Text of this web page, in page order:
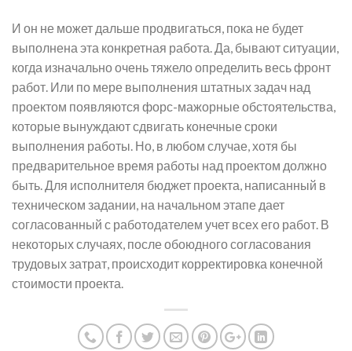
И он не может дальше продвигаться, пока не будет
выполнена эта конкретная работа. Да, бывают ситуации,
когда изначально очень тяжело определить весь фронт
работ. Или по мере выполнения штатных задач над
проектом появляются форс-мажорные обстоятельства,
которые вынуждают сдвигать конечные сроки
выполнения работы. Но, в любом случае, хотя бы
предварительное время работы над проектом должно
быть. Для исполнителя бюджет проекта, написанный в
техническом задании, на начальном этапе дает
согласованный с работодателем учет всех его работ. В
некоторых случаях, после обоюдного согласования
трудовых затрат, происходит корректировка конечной
стоимости проекта.